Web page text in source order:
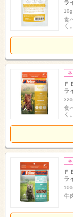
ラ
食
く。
Ｆ
ラ
食
く。
Ｆ
ラ
牛